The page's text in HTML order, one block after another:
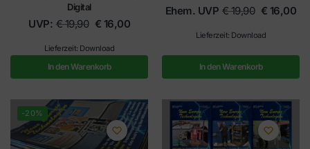
Digital
UVP: €19,90 € 16,00
Lieferzeit: Download
In den Warenkorb
Ehem. UVP €19,90 € 16,00
Lieferzeit: Download
In den Warenkorb
-20%